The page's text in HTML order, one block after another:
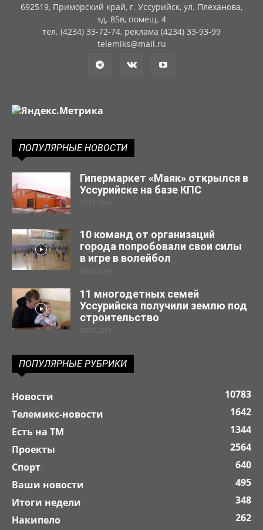
692519, Приморский край, г. Уссурийск, ул. Плеханова,
зд. 85в, помещ. 4
тел. (4234) 33-72-74, реклама (4234) 33-93-99
telemiks@mail.ru
ПОПУЛЯРНЫЕ НОВОСТИ
Гипермаркет «Маяк» открылся в
Уссурийске на базе КПС
23.12.2019
10 команд от организаций
города попробовали свои силы
в игре в волейбол
30.04.2019
11 многодетных семей
Уссурийска получили землю под
строительство
29.03.2019
ПОПУЛЯРНЫЕ РУБРИКИ
Новости
10783
Телемикс-новости
1642
Есть на ТМ
1344
Проекты
2564
Спорт
640
Ваши новости
495
Итоги недели
348
Накипело
262